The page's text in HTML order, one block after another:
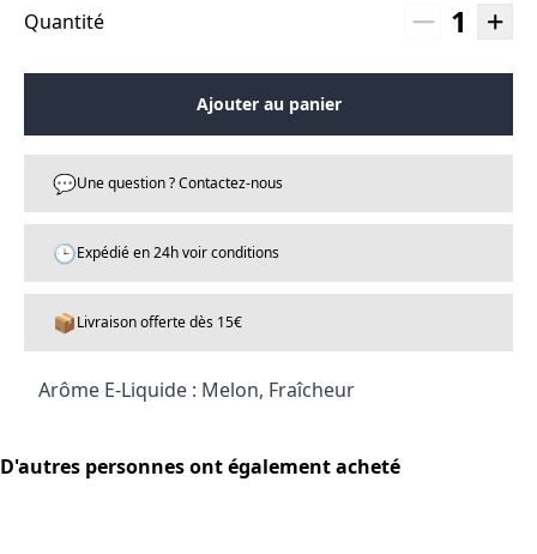
Quantité 1
Ajouter au panier
💬Une question ? Contactez-nous
🕒Expédié en 24h voir conditions
📦Livraison offerte dès 15€
Arôme E-Liquide : Melon, Fraîcheur
D'autres personnes ont également acheté